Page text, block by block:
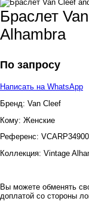
Браслет
Alhambra
По запросу
Написать на WhatsApp
Бренд: Van Cleef
Кому: Женские
Референс: VCARP34900
Коллекция: Vintage
Вы можете обменять
доплатой со стороны